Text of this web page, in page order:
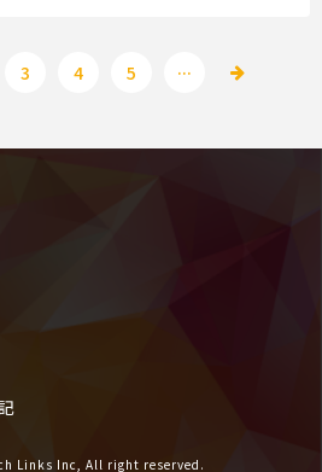
3 4 5 ...
Links Inc, All right reserved.